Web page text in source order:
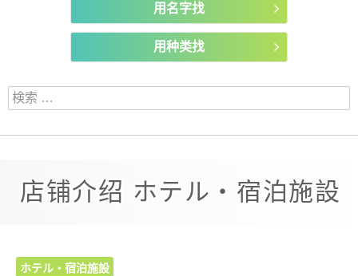
用名字找
用种类找
検索:
店铺介绍 ホテル・宿泊施設
ホテル・宿泊施設